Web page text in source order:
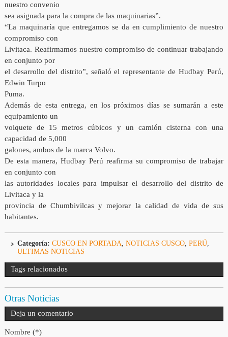
nuestro convenio
sea asignada para la compra de las maquinarias”.
“La maquinaría que entregamos se da en cumplimiento de nuestro
compromiso con
Livitaca. Reafirmamos nuestro compromiso de continuar trabajando
en conjunto por
el desarrollo del distrito”, señaló el representante de Hudbay Perú,
Edwin Turpo
Puma.
Además de esta entrega, en los próximos días se sumarán a este
equipamiento un
volquete de 15 metros cúbicos y un camión cisterna con una
capacidad de 5,000
galones, ambos de la marca Volvo.
De esta manera, Hudbay Perú reafirma su compromiso de trabajar
en conjunto con
las autoridades locales para impulsar el desarrollo del distrito de
Livitaca y la
provincia de Chumbivilcas y mejorar la calidad de vida de sus
habitantes.
Categoría: CUSCO EN PORTADA, NOTICIAS CUSCO, PERÚ,
ULTIMAS NOTICIAS
Tags relacionados
Otras Noticias
Deja un comentario
Nombre (*)